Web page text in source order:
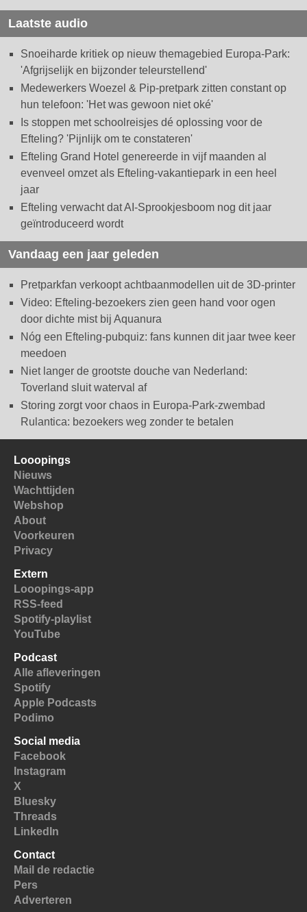
Laatste audio
Snoeiharde kritiek op nieuw themagebied Europa-Park:
'Afgrijselijk en bijzonder teleurstellend'
Medewerkers Woezel & Pip-pretpark zitten constant op
hun telefoon: 'Het was gewoon niet oké'
Is stoppen met schoolreisjes dé oplossing voor de
Efteling? 'Pijnlijk om te constateren'
Efteling Grand Hotel genereerde in vijf maanden al
evenveel omzet als Efteling-vakantiepark in een heel
jaar
Efteling verwacht dat AI-Sprookjesboom nog dit jaar
geïntroduceerd wordt
Vandaag een jaar geleden
Pretparkfan verkoopt achtbaanmodellen uit de 3D-printer
Video: Efteling-bezoekers zien geen hand voor ogen
door dichte mist bij Aquanura
Nóg een Efteling-pubquiz: fans kunnen dit jaar twee keer
meedoen
Niet langer de grootste douche van Nederland:
Toverland sluit waterval af
Storing zorgt voor chaos in Europa-Park-zwembad
Rulantica: bezoekers weg zonder te betalen
Looopings
Nieuws
Wachttijden
Webshop
About
Voorkeuren
Privacy
Extern
Looopings-app
RSS-feed
Spotify-playlist
YouTube
Podcast
Alle afleveringen
Spotify
Apple Podcasts
Podimo
Social media
Facebook
Instagram
X
Bluesky
Threads
LinkedIn
Contact
Mail de redactie
Pers
Adverteren